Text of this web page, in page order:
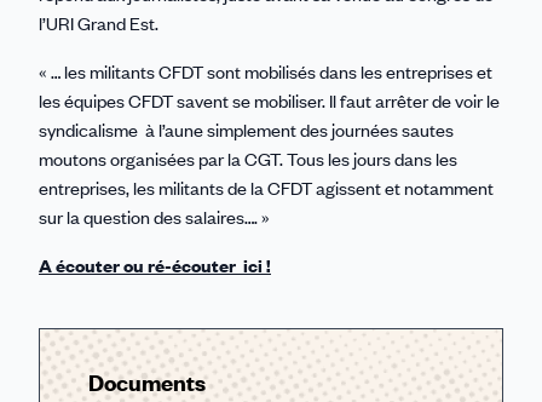
l’URI Grand Est.
« … les militants CFDT sont mobilisés dans les entreprises et
les équipes CFDT savent se mobiliser. Il faut arrêter de voir le
syndicalisme à l’aune simplement des journées sautes
moutons organisées par la CGT. Tous les jours dans les
entreprises, les militants de la CFDT agissent et notamment
sur la question des salaires…. »
A écouter ou ré-écouter ici !
Documents